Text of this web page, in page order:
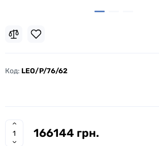
Код: LEO/P/76/62
166144 грн.